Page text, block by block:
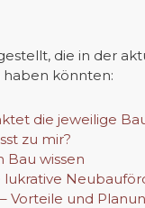
die in der
haben könnten:
die jeweilige
zu mir?
Bau wissen
Vorteile und